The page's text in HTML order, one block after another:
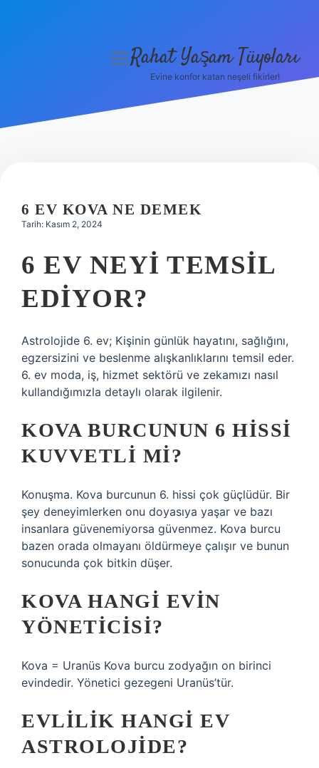
Hakkımızda
menüyü
Rahat Yaşam Tüyoları
Evine konfor katan neşeli fikirler!
6 EV KOVA NE DEMEK
Tarih: Kasım 2, 2024
6 EV NEYI TEMSIL
EDIYOR?
Astrolojide 6. ev; Kişinin günlük hayatını, sağlığını,
egzersizini ve beslenme alışkanlıklarını temsil eder.
6. ev moda, iş, hizmet sektörü ve zekamızı nasıl
kullandığımızla detaylı olarak ilgilenir.
KOVA BURCUNUN 6 HISSI
KUVVETLI MI?
Konuşma. Kova burcunun 6. hissi çok güçlüdür. Bir
şey deneyimlerken onu doyasıya yaşar ve bazı
insanlara güvenemiyorsa güvenmez. Kova burcu
bazen orada olmayanı öldürmeye çalışır ve bunun
sonucunda çok bitkin düşer.
KOVA HANGI EVIN
YÖNETICISI?
Kova = Uranüs Kova burcu zodyağın on birinci
evindedir. Yönetici gezegeni Uranüs’tür.
EVLILIK HANGI EV
ASTROLOJIDE?